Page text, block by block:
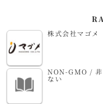
株式会社マゴメ
NON-GMO / 非
ない